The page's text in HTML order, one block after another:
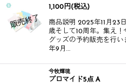
1,100 円(税込)
商品説明 2025年11月23
歳そして10周年。集え！
グッズの予約販売を行
年9月…
今牧輝琉
ブロマイド5点 A